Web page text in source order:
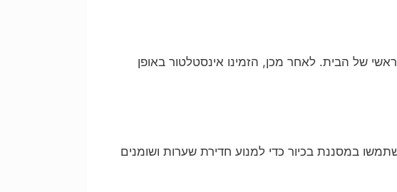
של הבית. לאחר מכן, הזמינו אינסטלטור באופן
במסננת בכיור כדי למנוע חדירת שערות ושומנים